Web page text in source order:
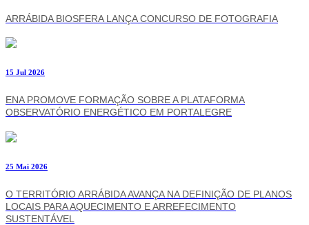
ARRÁBIDA BIOSFERA LANÇA CONCURSO DE FOTOGRAFIA
15 Jul 2026
ENA PROMOVE FORMAÇÃO SOBRE A PLATAFORMA
OBSERVATÓRIO ENERGÉTICO EM PORTALEGRE
25 Mai 2026
O TERRITÓRIO ARRÁBIDA AVANÇA NA DEFINIÇÃO DE PLANOS
LOCAIS PARA AQUECIMENTO E ARREFECIMENTO
SUSTENTÁVEL